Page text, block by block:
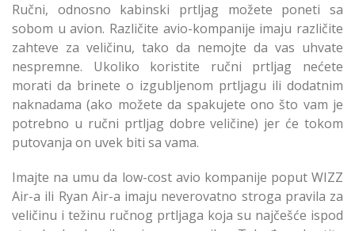
Ručni, odnosno kabinski prtljag možete poneti sa
sobom u avion. Različite avio-kompanije imaju različite
zahteve za veličinu, tako da nemojte da vas uhvate
nespremne. Ukoliko koristite ručni prtljag nećete
morati da brinete o izgubljenom prtljagu ili dodatnim
naknadama (ako možete da spakujete ono što vam je
potrebno u ručni prtljag dobre veličine) jer će tokom
putovanja on uvek biti sa vama.
Imajte na umu da low-cost avio kompanije poput WIZZ
Air-a ili Ryan Air-a imaju neverovatno stroga pravila za
veličinu i težinu ručnog prtljaga koja su najčešće ispod